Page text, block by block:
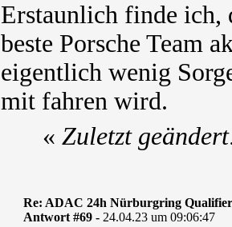
Erstaunlich finde ich,
beste Porsche Team
eigentlich wenig
mit fahren wird.
« Zuletzt
Re: ADAC 24h Nürburgring
Antwort #69 - 24.04.23 um 09:06:47